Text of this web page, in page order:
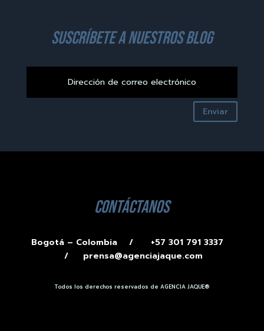
suscríbete a nuestros blog
Enviar
contáctanos
Bogotá – Colombia /
+57 301 791 3337
/ prensa@agenciajaque.com
Todos los derechos reservados de AGENCIA JAQUE®